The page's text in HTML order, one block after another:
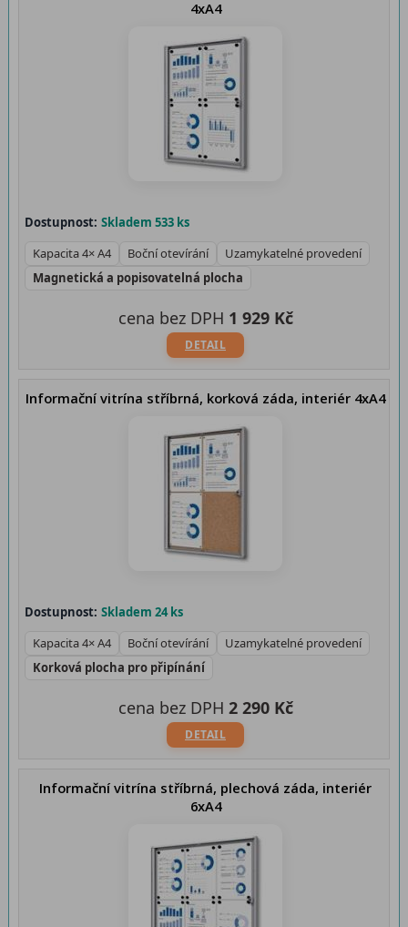
4xA4
Dostupnost: Skladem 533 ks
Kapacita 4× A4
Boční otevírání
Uzamykatelné provedení
Magnetická a popisovatelná plocha
DETAIL
cena bez DPH 1 929 Kč
Informační vitrína stříbrná, korková záda, interiér 4xA4
Dostupnost: Skladem 24 ks
Kapacita 4× A4
Boční otevírání
Uzamykatelné provedení
Korková plocha pro připínání
DETAIL
cena bez DPH 2 290 Kč
Informační vitrína stříbrná, plechová záda, interiér
6xA4